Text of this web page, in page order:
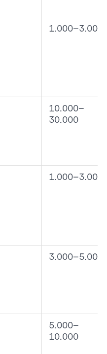
1.000–3.000
10.000–
30.000
1.000–3.000
3.000–5.000
5.000–
10.000